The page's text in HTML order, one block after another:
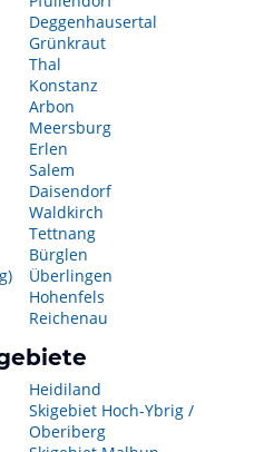
Deggenhausertal
Grünkraut
Thal
Konstanz
Arbon
Meersburg
Erlen
Salem
Daisendorf
Waldkirch
Tettnang
Bürglen
Überlingen
Hohenfels
Reichenau
Heidiland
Skigebiet Hoch-Ybrig /
Oberiberg